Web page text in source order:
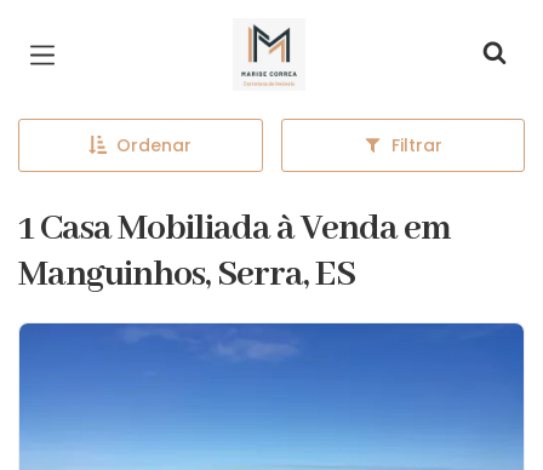
Página inicial
Ordenar Filtrar
1 Casa Mobiliada à Venda em
Manguinhos, Serra, ES